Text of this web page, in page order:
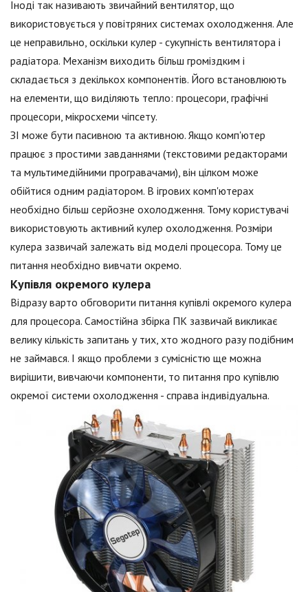
Іноді так називають звичайний вентилятор, що
використовується у повітряних системах охолодження. Але
це неправильно, оскільки кулер - сукупність вентилятора і
радіатора. Механізм виходить більш громіздким і
складається з декількох компонентів. Його встановлюють
на елементи, що виділяють тепло: процесори, графічні
процесори, мікросхеми чіпсету.
ЗІ може бути пасивною та активною. Якщо комп'ютер
працює з простими завданнями (текстовими редакторами
та мультимедійними програвачами), він цілком може
обійтися одним радіатором. В ігрових комп'ютерах
необхідно більш серйозне охолодження. Тому користувачі
використовують активний кулер охолодження. Розміри
кулера зазвичай залежать від моделі процесора. Тому це
питання необхідно вивчати окремо.
Купівля окремого кулера
Відразу варто обговорити питання купівлі окремого кулера
для процесора. Самостійна збірка ПК зазвичай викликає
велику кількість запитань у тих, хто жодного разу подібним
не займався. І якщо проблеми з сумісністю ще можна
вирішити, вивчаючи компоненти, то питання про купівлю
окремої системи охолодження - справа індивідуальна.